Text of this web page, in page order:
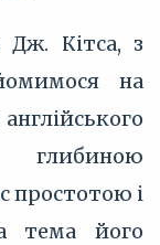
Дж. Кітса, з
на
простотою і
тема його